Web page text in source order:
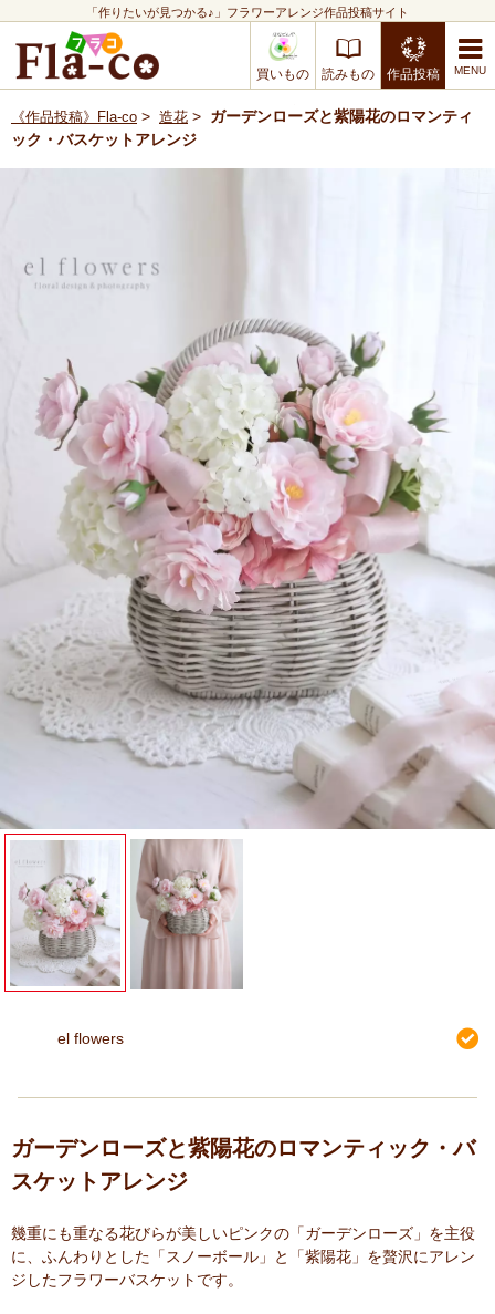
「作りたいが見つかる♪」フラワーアレンジ作品投稿サイト
買いもの 読みもの 作品投稿
《作品投稿》Fla-co > 造花 > ガーデンローズと紫陽花のロマンティ
ック・バスケットアレンジ
el flowers
ガーデンローズと紫陽花のロマンティック・バ
スケットアレンジ
幾重にも重なる花びらが美しいピンクの「ガーデンローズ」を主役
に、ふんわりとした「スノーボール」と「紫陽花」を贅沢にアレン
ジしたフラワーバスケットです。